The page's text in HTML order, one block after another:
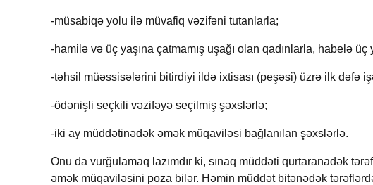
-müsabiqə yolu ilə müvafiq vəzifəni tutanlarla;
-hamilə və üç yaşına çatmamış uşağı olan qadınlarla, habelə
-təhsil müəssisələrini bitirdiyi ildə ixtisası (peşəsi) üzrə ilk dəfə
-ödənişli seçkili vəzifəyə seçilmiş şəxslərlə;
-iki ay müddətinədək əmək müqaviləsi bağlanılan şəxslərlə.
Onu da vurğulamaq lazımdır ki, sınaq müddəti qurtaranadək
əmək müqaviləsini poza bilər. Həmin müddət bitənədək